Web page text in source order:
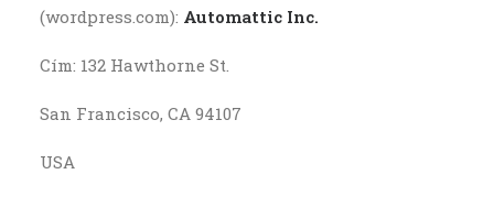
(wordpress.com): Automattic Inc.
Cím: 132 Hawthorne St.
San Francisco, CA 94107
USA